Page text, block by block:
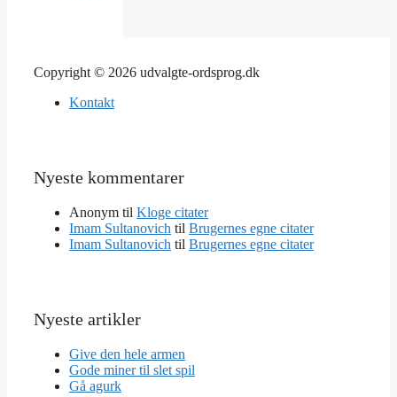
Copyright © 2026 udvalgte-ordsprog.dk
Kontakt
Nyeste kommentarer
Anonym til Kloge citater
Imam Sultanovich til Brugernes egne citater
Imam Sultanovich til Brugernes egne citater
Nyeste artikler
Give den hele armen
Gode miner til slet spil
Gå agurk